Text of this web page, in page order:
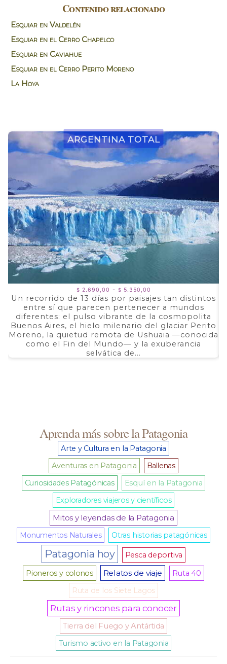
Contenido relacionado
Esquiar en Valdelén
Esquiar en el Cerro Chapelco
Esquiar en Caviahue
Esquiar en el Cerro Perito Moreno
La Hoya
Argentina Total
$ 2.690,00 - $ 5.350,00
precios:
desde
$ 2.690,00
hasta
$ 5.350,00
Un recorrido de 13 días por paisajes tan distintos
entre sí que parecen pertenecer a mundos
diferentes: el pulso vibrante de la cosmopolita
Buenos Aires, el hielo milenario del glaciar Perito
Moreno, la quietud remota de Ushuaia —conocida
como el Fin del Mundo— y la exuberancia
selvática de...
Aprenda más sobre la Patagonia
Arte y Cultura en la Patagonia
Aventuras en Patagonia
Ballenas
Curiosidades Patagónicas
Esquí en la Patagonia
Exploradores viajeros y científicos
Mitos y leyendas de la Patagonia
Monumentos Naturales Otras historias patagónicas
Patagonia hoy
Pesca deportiva
Pioneros y colonos
Relatos de viaje
Ruta 40
Ruta de los Siete Lagos
Rutas y rincones para conocer
Tierra del Fuego y Antártida
Turismo activo en la Patagonia